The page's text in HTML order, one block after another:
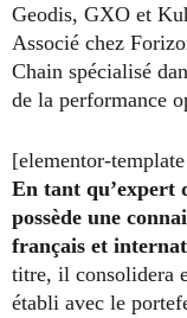
Geodis, GXO et
Associé chez
Chain spécialisé
de la performance
[elementor-
En tant qu’expert
possède une
français et
titre, il consolidera
établi avec le